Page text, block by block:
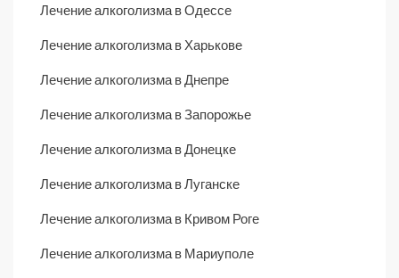
Лечение алкоголизма в Одессе
Лечение алкоголизма в Харькове
Лечение алкоголизма в Днепре
Лечение алкоголизма в Запорожье
Лечение алкоголизма в Донецке
Лечение алкоголизма в Луганске
Лечение алкоголизма в Кривом Роге
Лечение алкоголизма в Мариуполе